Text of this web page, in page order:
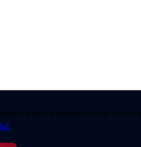
para el tratamiento de mis datos
*